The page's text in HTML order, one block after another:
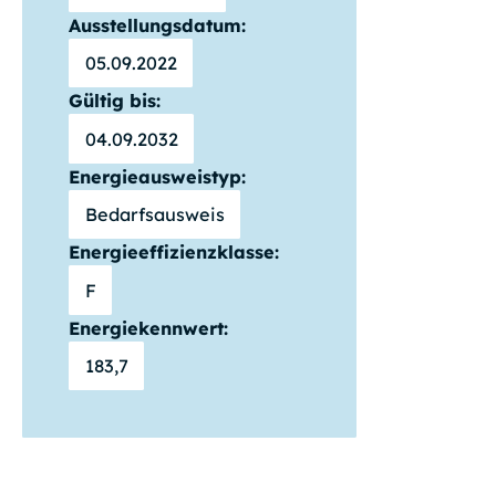
Ausstellungsdatum:
05.09.2022
Gültig bis:
04.09.2032
Energieausweistyp:
Bedarfsausweis
Energieeffizienzklasse:
F
Energiekennwert:
183,7